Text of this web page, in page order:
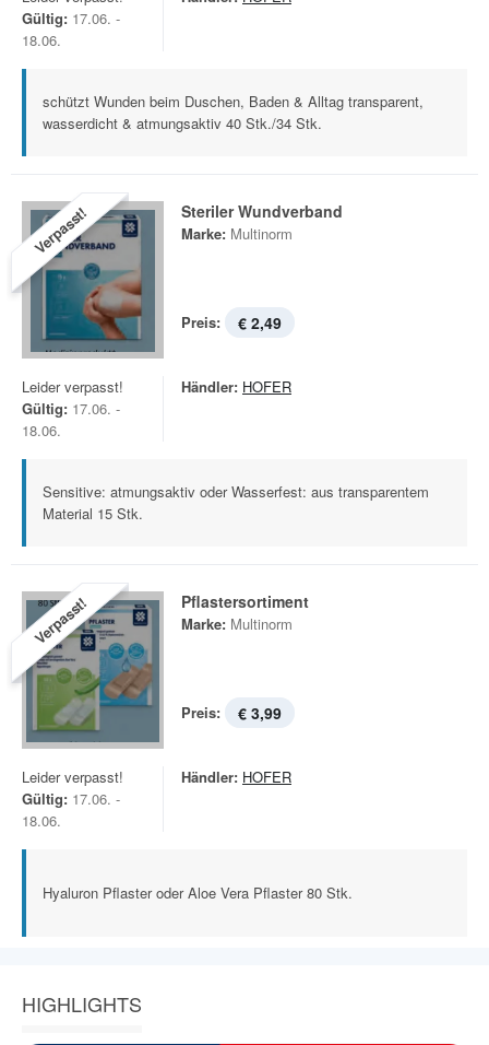
Gültig: 17.06. -
18.06.
schützt Wunden beim Duschen, Baden & Alltag transparent,
wasserdicht & atmungsaktiv 40 Stk./34 Stk.
Verpasst! Steriler Wundverband
Marke: Multinorm
Preis: € 2,49
Leider verpasst!
Gültig: 17.06. -
18.06.
Händler: HOFER
Sensitive: atmungsaktiv oder Wasserfest: aus transparentem
Material 15 Stk.
Verpasst! Pflastersortiment
Marke: Multinorm
Preis: € 3,99
Leider verpasst!
Gültig: 17.06. -
18.06.
Händler: HOFER
Hyaluron Pflaster oder Aloe Vera Pflaster 80 Stk.
HIGHLIGHTS